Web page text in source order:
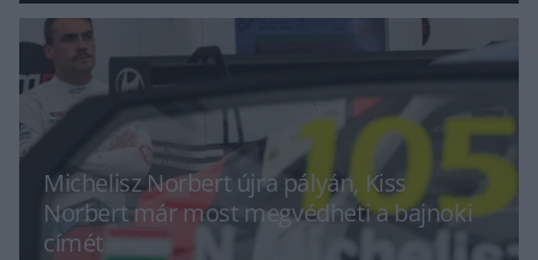
Michelisz Norbert újra pályán, Kiss
Norbert már most megvédheti a bajnoki
címét